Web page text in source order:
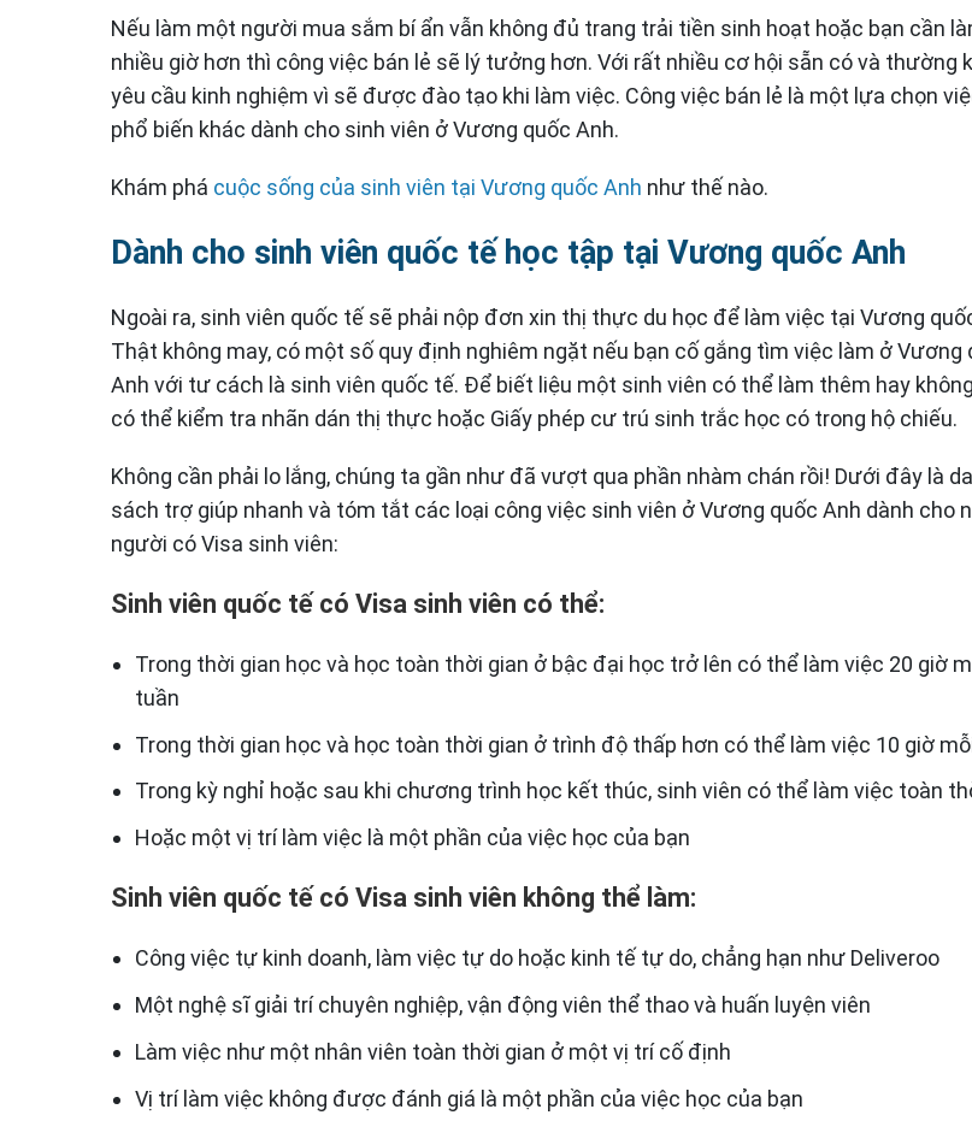
Nếu làm một người mua sắm bí ẩn vẫn không đủ trang trải tiền sinh hoạt hoặc bạn cần
nhiều giờ hơn thì công việc bán lẻ sẽ lý tưởng hơn. Với rất nhiều cơ hội sẵn có và thường
yêu cầu kinh nghiệm vì sẽ được đào tạo khi làm việc. Công việc bán lẻ là một lựa chọn
phổ biến khác dành cho sinh viên ở Vương quốc Anh.
Khám phá cuộc sống của sinh viên tại Vương quốc Anh như thế nào.
Dành cho sinh viên quốc tế học tập tại Vương quốc Anh
Ngoài ra, sinh viên quốc tế sẽ phải nộp đơn xin thị thực du học để làm việc tại Vương
Thật không may, có một số quy định nghiêm ngặt nếu bạn cố gắng tìm việc làm ở Vương
Anh với tư cách là sinh viên quốc tế. Để biết liệu một sinh viên có thể làm thêm hay
có thể kiểm tra nhãn dán thị thực hoặc Giấy phép cư trú sinh trắc học có trong hộ chiếu.
Không cần phải lo lắng, chúng ta gần như đã vượt qua phần nhàm chán rồi! Dưới đây là
sách trợ giúp nhanh và tóm tắt các loại công việc sinh viên ở Vương quốc Anh dành cho
người có Visa sinh viên:
Sinh viên quốc tế có Visa sinh viên có thể:
Trong thời gian học và học toàn thời gian ở bậc đại học trở lên có thể làm việc 20 giờ
tuần
Trong thời gian học và học toàn thời gian ở trình độ thấp hơn có thể làm việc 10 giờ
Trong kỳ nghỉ hoặc sau khi chương trình học kết thúc, sinh viên có thể làm việc toàn
Hoặc một vị trí làm việc là một phần của việc học của bạn
Sinh viên quốc tế có Visa sinh viên không thể làm:
Công việc tự kinh doanh, làm việc tự do hoặc kinh tế tự do, chẳng hạn như Deliveroo
Một nghệ sĩ giải trí chuyên nghiệp, vận động viên thể thao và huấn luyện viên
Làm việc như một nhân viên toàn thời gian ở một vị trí cố định
Vị trí làm việc không được đánh giá là một phần của việc học của bạn